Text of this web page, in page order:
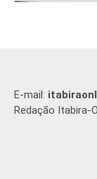
E-mail:
Redação Itabira-